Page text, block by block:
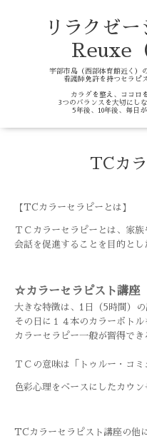
リラクゼ
Reuxe
宇部市島（西部体育館近く）
看護師免許を持つセラピ
カラダを整え、ココロ
3つのバランスを大切にし
5年後、10年後、毎日
TCカ
【TCカラーセラピーとは】
ＴＣカラーセラピーとは、家
会話を促進することを目的とし
☆カラーセラピスト講座
大きな特徴は、1日（5時間）の
その日に１４本のカラーボトル
カラーセラピー一般が習得でき
ＴＣの意味は「トゥルー・
色彩心理をベースにしたカウン
TCカラーセラピスト講座の他